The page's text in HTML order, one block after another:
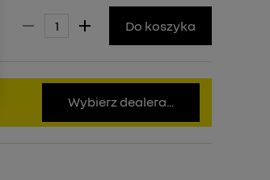
Do koszyka
Wybierz dealera...